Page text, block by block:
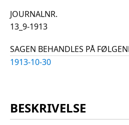
JOURNALNR.
13_9-1913
SAGEN BEHANDLES PÅ
1913-10-30
BESKRIVELSE